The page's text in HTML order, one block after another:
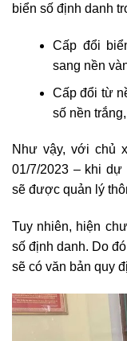
biển số định danh
Cấp đổi
sang nền
Cấp đổi từ
số nền
Như vậy, với chủ
01/7/2023 – khi
sẽ được quản lý
Tuy nhiên, hiện
số định danh. Do
sẽ có văn bản quy